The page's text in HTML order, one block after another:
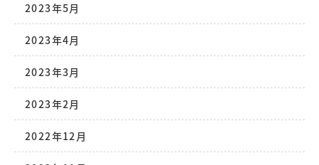
2023年5月
2023年4月
2023年3月
2023年2月
2022年12月